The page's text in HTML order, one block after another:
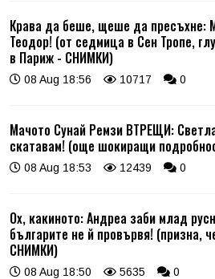
Крава да беше, щеше да пресъхне:
Теодор! (от седмица в Сен Тропе,
в Париж - СНИМКИ)
08 Aug 18:56 10717 0
Мачото Сунай Ремзи ВТРЕЩИ:
скатавам! (още шокиращи
08 Aug 18:53 12439 0
Ох, какиното: Андреа заби млад
българите не й провървя! (призна,
СНИМКИ)
08 Aug 18:50 5635 0